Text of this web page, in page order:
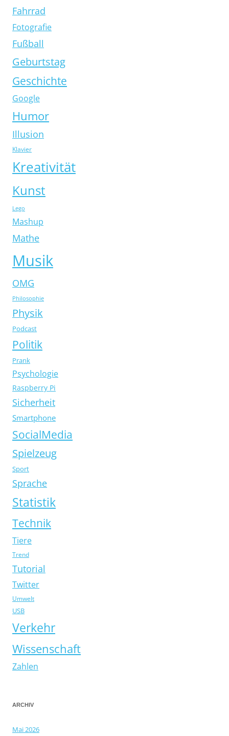
Fahrrad
Fotografie
Fußball
Geburtstag
Geschichte
Google
Humor
Illusion
Klavier
Kreativität
Kunst
Lego
Mashup
Mathe
Musik
OMG
Philosophie
Physik
Podcast
Politik
Prank
Psychologie
Raspberry Pi
Sicherheit
Smartphone
SocialMedia
Spielzeug
Sport
Sprache
Statistik
Technik
Tiere
Trend
Tutorial
Twitter
Umwelt
USB
Verkehr
Wissenschaft
Zahlen
ARCHIV
Mai 2026